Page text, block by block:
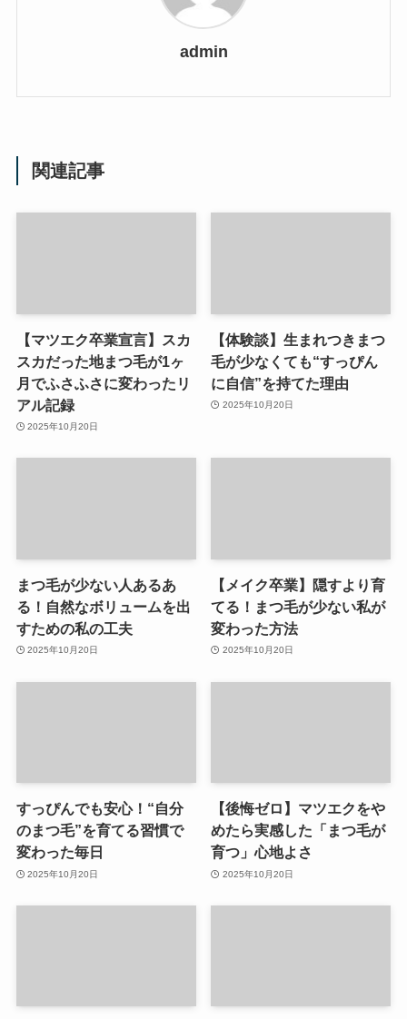
admin
関連記事
【マツエク卒業宣言】スカ
スカだった地まつ毛が1ヶ
月でふさふさに変わったリ
アル記録
2025年10月20日
【体験談】生まれつきまつ
毛が少なくても“すっぴん
に自信”を持てた理由
2025年10月20日
まつ毛が少ない人あるあ
る！自然なボリュームを出
すための私の工夫
2025年10月20日
【メイク卒業】隠すより育
てる！まつ毛が少ない私が
変わった方法
2025年10月20日
すっぴんでも安心！“自分
のまつ毛”を育てる習慣で
変わった毎日
2025年10月20日
【後悔ゼロ】マツエクをや
めたら実感した「まつ毛が
育つ」心地よさ
2025年10月20日